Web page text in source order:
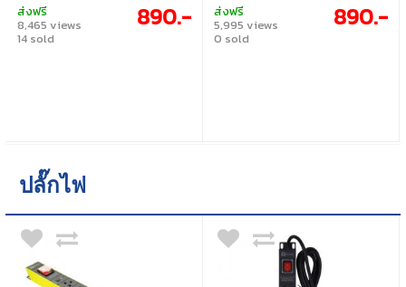
ส่งฟรี
8,465 views
14 sold
890.-
จ่ายไฟสูงสุดที่ 5V/3A ● FUSE ระบบฟิวฟิวส์กัน
ไฟเกิน ● ปรับแรงดันไฟฟ้าฟ้ได้ตั้งแต่ AC 100-
240V ● Power: 880W at 110V หรือ 1840W
ส่งฟรี
5,995 views
0 sold
890.-
ปลั๊กไฟ